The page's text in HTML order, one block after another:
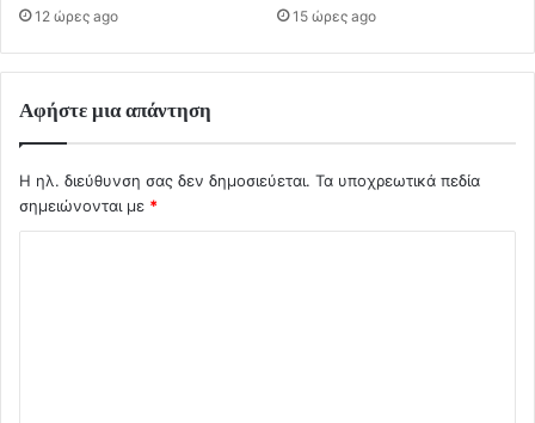
12 ώρες ago 15 ώρες ago
Αφήστε μια απάντηση
Η ηλ. διεύθυνση σας δεν δημοσιεύεται. Τα υποχρεωτικά πεδία
σημειώνονται με *